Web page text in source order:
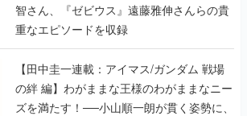
智さん、『ゼビウス』遠藤雅伸さんらの貴
重なエピソードを収録
【田中圭一連載：アイマス/ガンダム 戦場
の絆 編】わがままな王様のわがままなニー
ズを満たす！──小山順一朗が貫く姿勢に、